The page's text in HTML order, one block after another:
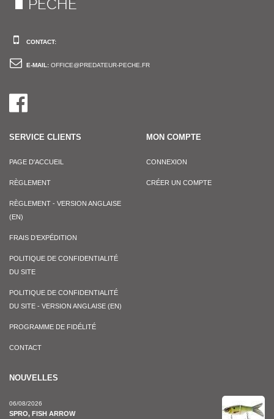
CONTACT:
E-MAIL: OFFICE@PREDATEUR-PECHE.FR
SERVICE CLIENTS
PAGE D'ACCUEIL
RÈGLEMENT
RÈGLEMENT - VERSION ANGLAISE
(EN)
FRAIS D’EXPÉDITION
POLITIQUE DE CONFIDENTIALITÉ
DU SITE
POLITIQUE DE CONFIDENTIALITÉ
DU SITE - VERSION ANGLAISE (EN)
PROGRAMME DE FIDÉLITÉ
CONTACT
MON COMPTE
CONNEXION
CRÉER UN COMPTE
NOUVELLES
06/08/2026
SPRO, FISH ARROW